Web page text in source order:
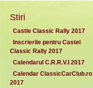
Stiri
Castle Classic Rally 2017
Inscrierile pentru Castel
Classic Rally 2017
Calendarul C.R.R.V.I 2017
Calendar ClassicCarClub.ro
2017